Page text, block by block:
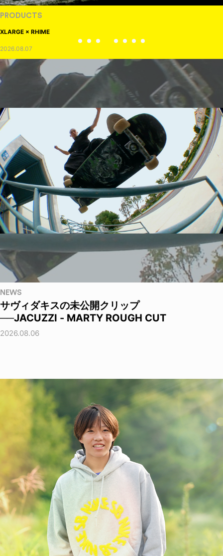
RANDOM
DINOSAUR JR.
2026.08.06
NEWS
サヴィダキスの未公開クリップ
──JACUZZI - MARTY ROUGH CUT
2026.08.06